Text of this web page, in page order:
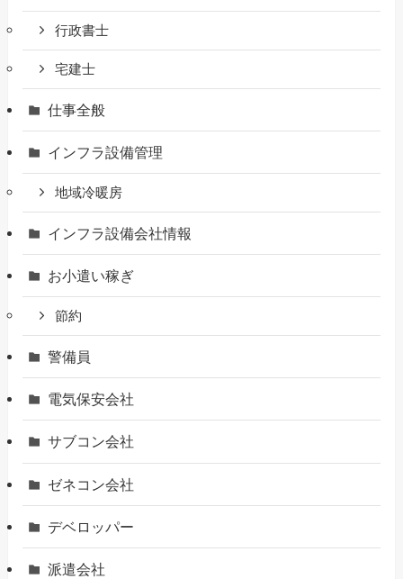
行政書士
宅建士
仕事全般
インフラ設備管理
地域冷暖房
インフラ設備会社情報
お小遣い稼ぎ
節約
警備員
電気保安会社
サブコン会社
ゼネコン会社
デベロッパー
派遣会社